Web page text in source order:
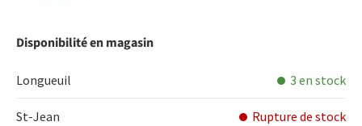
Disponibilité en magasin
Longueuil 3 en stock
St-Jean Rupture de stock